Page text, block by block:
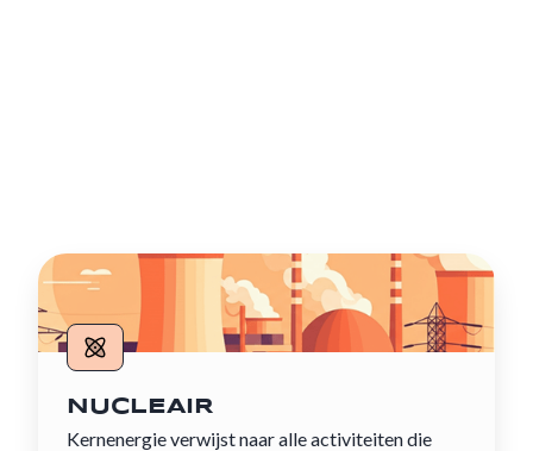
NUCLEAIR
Kernenergie verwijst naar alle activiteiten die